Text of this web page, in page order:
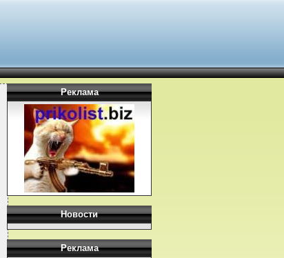
Реклама
Новости
Реклама